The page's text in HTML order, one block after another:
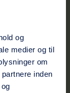
og
medier og til
om
inden